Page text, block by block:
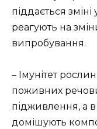
піддається
реагують на
випробування.
– Імунітет
поживних
підживлення, а в
домішують